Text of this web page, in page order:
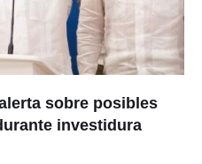
sobre posibles
investidura